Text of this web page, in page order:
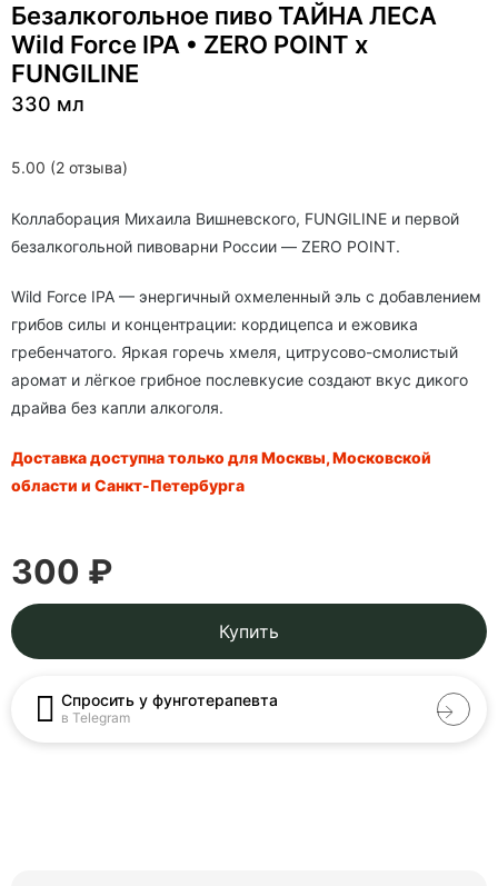
5.00 (2 отзыва)
Безалкогольное пиво ТАЙНА ЛЕСА
Wild Force IPA • ZERO POINT x
FUNGILINE
330 мл
Коллаборация Михаила Вишневского, FUNGILINE и первой
безалкогольной пивоварни России — ZERO POINT.
Wild Force IPA — энергичный охмеленный эль с добавлением
грибов силы и концентрации: кордицепса и ежовика
гребенчатого. Яркая горечь хмеля, цитрусово-смолистый
аромат и лёгкое грибное послевкусие создают вкус дикого
драйва без капли алкоголя.
Доставка доступна только для Москвы, Московской
области и Санкт-Петербурга
300 ₽
Купить
Спросить у фунготерапевта
в Telegram